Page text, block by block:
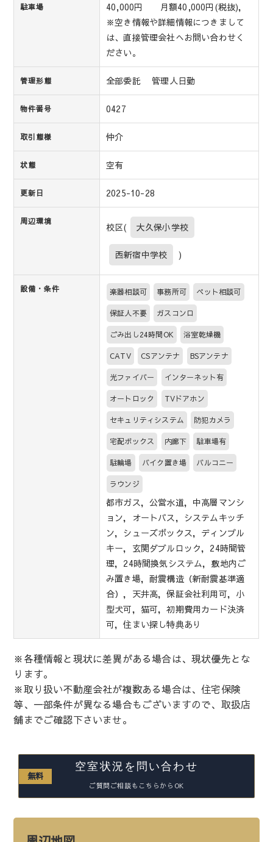
駐車場
40,000円 月額40,000円(税抜)，
※空き情報や詳細情報につきまして
は、直接管理会社へお問い合わせく
ださい。
管理形態 全部委託 管理人日勤
物件番号 0427
取引態様 仲介
状態 空有
更新日 2025-10-28
周辺環境 校区( 大久保小学校
西新宿中学校 )
設備・条件 楽器相談可 事務所可 ペット相談可
保証人不要 ガスコンロ
ごみ出し24時間OK 浴室乾燥機
CATV CSアンテナ BSアンテナ
光ファイバー インターネット有
オートロック TVドアホン
セキュリティシステム 防犯カメラ
宅配ボックス 内廊下 駐車場有
駐輪場 バイク置き場 バルコニー
ラウンジ
都市ガス，公営水道，中高層マンシ
ョン，オートバス，システムキッチ
ン，シューズボックス，ディンプル
キー，玄関ダブルロック，24時間管
理，24時間換気システム，敷地内ご
み置き場，耐震構造（新耐震基準適
合），天井高，保証会社利用可，小
型犬可，猫可，初期費用カード決済
可，住まい探し特典あり
※各種情報と現状に差異がある場合は、現状優先とな
ります。
※取り扱い不動産会社が複数ある場合は、住宅保険
等、一部条件が異なる場合もございますので、取扱店
舗までご確認下さいませ。
無料
空室状況を問い合わせ
ご質問ご相談もこちらからOK